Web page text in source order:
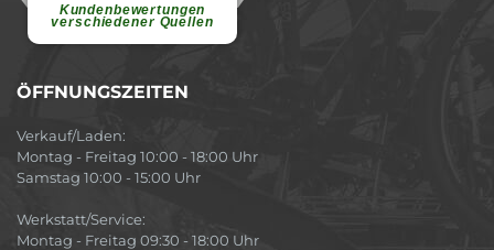
Kundenbewertungen
verschiedener Quellen
ÖFFNUNGSZEITEN
Verkauf/Laden:
Montag - Freitag 10:00 - 18:00 Uhr
Samstag 10:00 - 15:00 Uhr
Werkstatt/Service:
Montag - Freitag 09:30 - 18:00 Uhr